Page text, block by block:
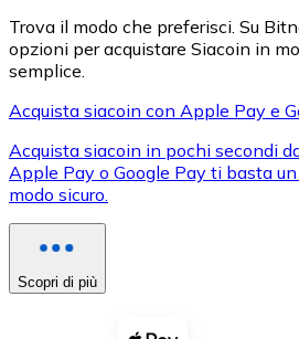
XRP
XRP
Vedi tutto
Buoni cripto
Trova il modo che preferisci. Su
opzioni per acquistare Siacoin in
semplice.
Acquista siacoin con Apple Pay e
Acquista siacoin in pochi secondi
Apple Pay o Google Pay ti basta
modo sicuro.
Scopri di più